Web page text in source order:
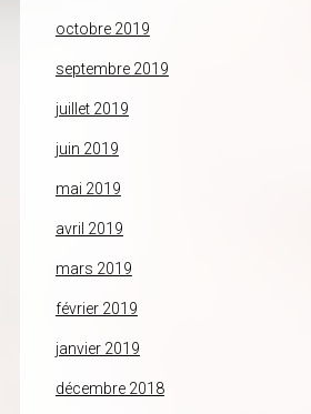
octobre 2019
septembre 2019
juillet 2019
juin 2019
mai 2019
avril 2019
mars 2019
février 2019
janvier 2019
décembre 2018